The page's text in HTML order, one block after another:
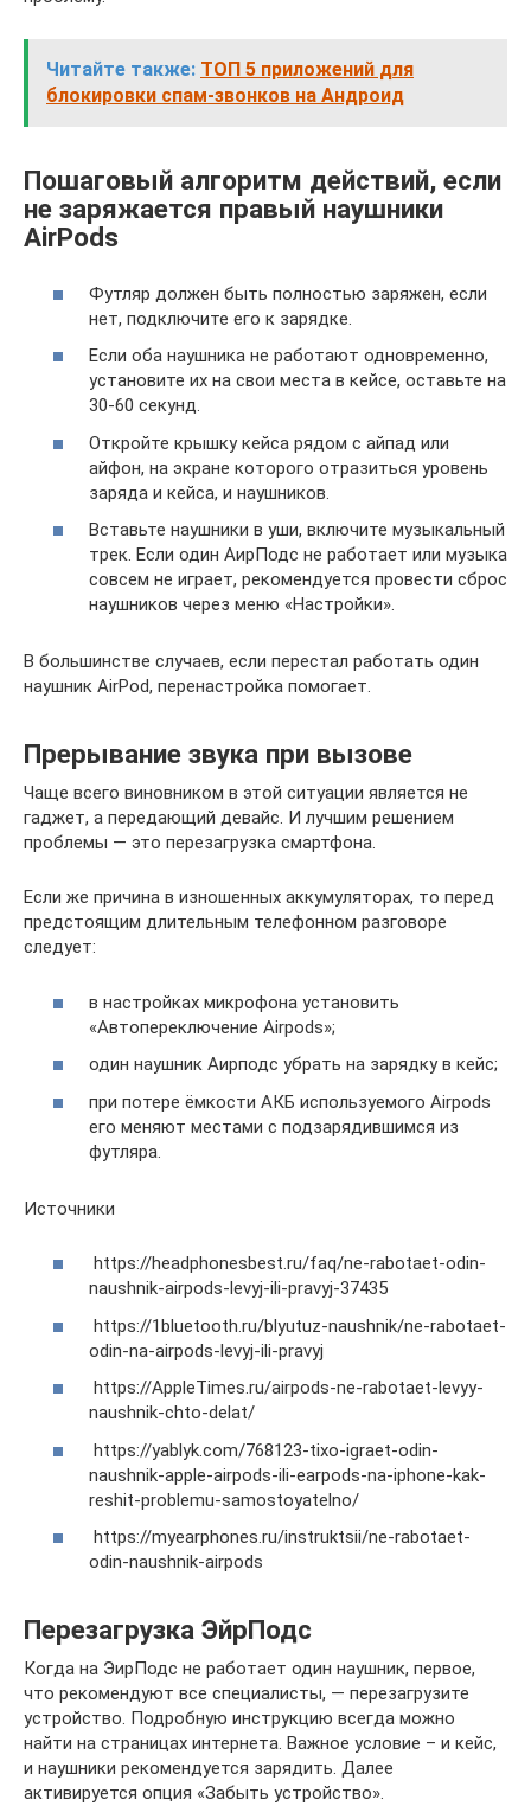
Читайте также: ТОП 5 приложений для
блокировки спам-звонков на Андроид
Пошаговый алгоритм действий, если
не заряжается правый наушники
AirPods
Футляр должен быть полностью заряжен, если
нет, подключите его к зарядке.
Если оба наушника не работают одновременно,
установите их на свои места в кейсе, оставьте на
30-60 секунд.
Откройте крышку кейса рядом с айпад или
айфон, на экране которого отразиться уровень
заряда и кейса, и наушников.
Вставьте наушники в уши, включите музыкальный
трек. Если один АирПодс не работает или музыка
совсем не играет, рекомендуется провести сброс
наушников через меню «Настройки».
В большинстве случаев, если перестал работать один
наушник AirPod, перенастройка помогает.
Прерывание звука при вызове
Чаще всего виновником в этой ситуации является не
гаджет, а передающий девайс. И лучшим решением
проблемы — это перезагрузка смартфона.
Если же причина в изношенных аккумуляторах, то перед
предстоящим длительным телефонном разговоре
следует:
в настройках микрофона установить
«Автопереключение Airpods»;
один наушник Аирподс убрать на зарядку в кейс;
при потере ёмкости АКБ используемого Airpods
его меняют местами с подзарядившимся из
футляра.
Источники
https://headphonesbest.ru/faq/ne-rabotaet-odin-
naushnik-airpods-levyj-ili-pravyj-37435
https://1bluetooth.ru/blyutuz-naushnik/ne-rabotaet-
odin-na-airpods-levyj-ili-pravyj
https://AppleTimes.ru/airpods-ne-rabotaet-levyy-
naushnik-chto-delat/
https://yablyk.com/768123-tixo-igraet-odin-
naushnik-apple-airpods-ili-earpods-na-iphone-kak-
reshit-problemu-samostoyatelno/
https://myearphones.ru/instruktsii/ne-rabotaet-
odin-naushnik-airpods
Перезагрузка ЭйрПодс
Когда на ЭирПодс не работает один наушник, первое,
что рекомендуют все специалисты, — перезагрузите
устройство. Подробную инструкцию всегда можно
найти на страницах интернета. Важное условие – и кейс,
и наушники рекомендуется зарядить. Далее
активируется опция «Забыть устройство».